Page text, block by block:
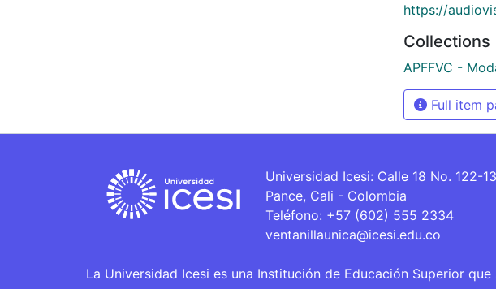
https://
Collections
APFFVC -
Full item
Universidad Icesi: Calle 18 No. 122-
Pance, Cali - Colombia
Teléfono: +57 (602) 555 2334
ventanillaunica@icesi.edu.co
La Universidad Icesi es una Institución de Educación Superior